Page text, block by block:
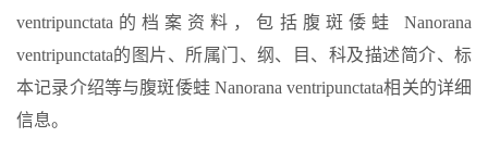
ventripunctata的档案资料，包括腹斑倭蛙 Nanorana
ventripunctata的图片、所属门、纲、目、科及描述简介、标
本记录介绍等与腹斑倭蛙 Nanorana ventripunctata相关的详细
信息。